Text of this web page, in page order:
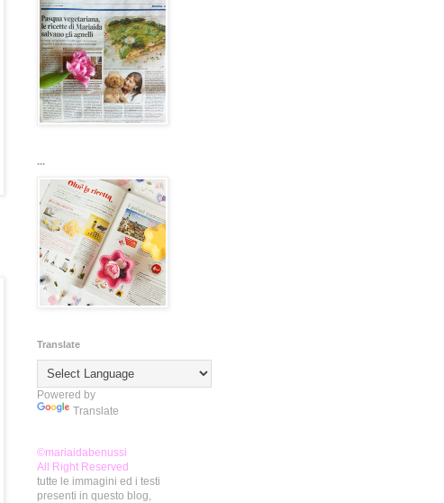
...
Translate
Powered by
Translate
©mariaidabenussi
All Right Reserved
tutte le immagini ed i testi
presenti in questo blog,